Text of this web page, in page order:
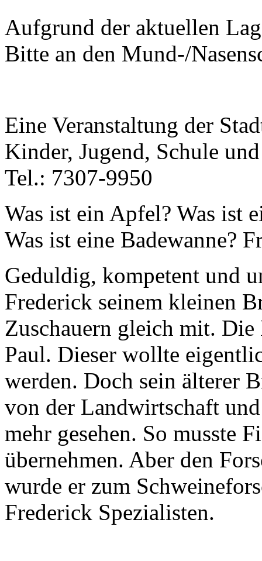
Aufgrund der aktuellen
Bitte an den Mund-/
Eine Veranstaltung der
Kinder, Jugend, Schule
Tel.: 7307-9950
Was ist ein Apfel? Was ist
Was ist eine Badewanne?
Geduldig, kompetent und
Frederick seinem kleinen
Zuschauern gleich mit.
Paul. Dieser wollte
werden. Doch sein älterer
von der Landwirtschaft
mehr gesehen. So musste
übernehmen. Aber den
wurde er zum
Frederick Spezialisten.